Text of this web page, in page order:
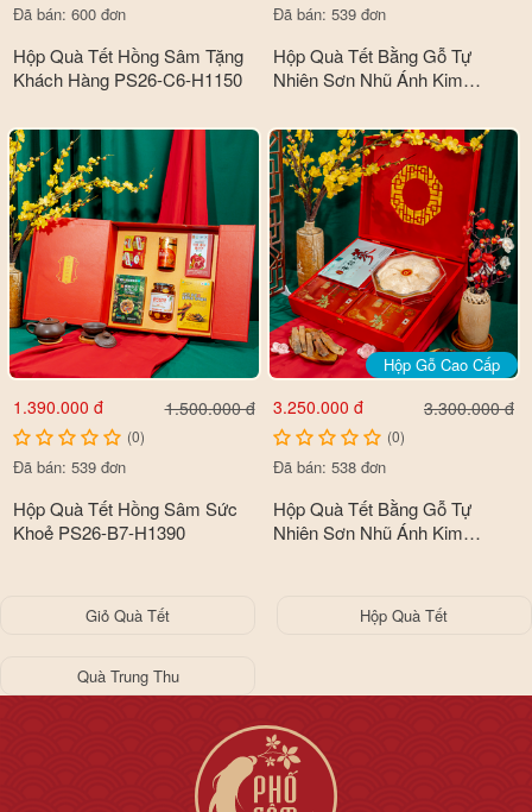
Đã bán: 600 đơn
Hộp Quà Tết Hồng Sâm Tặng
Khách Hàng PS26-C6-H1150
Đã bán: 539 đơn
Hộp Quà Tết Bằng Gỗ Tự
Nhiên Sơn Nhũ Ánh Kim
HQ5500
1.390.000 đ 1.500.000 đ
(0)
Đã bán: 539 đơn
Hộp Quà Tết Hồng Sâm Sức
Khoẻ PS26-B7-H1390
Hộp Gỗ Cao Cấp
3.250.000 đ 3.300.000 đ
(0)
Đã bán: 538 đơn
Hộp Quà Tết Bằng Gỗ Tự
Nhiên Sơn Nhũ Ánh Kim
Giỏ Quà Tết Hộp Quà Tết
Quà Trung Thu